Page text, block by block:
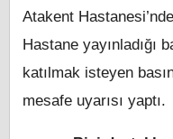
Atakent
Hastane yayınladığı
katılmak isteyen
mesafe uyarısı yaptı.